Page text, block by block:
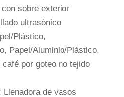
sobre exterior
ultrasónico
Plástico,
Papel/Aluminio/Plástico,
café por goteo no tejido
Llenadora de vasos